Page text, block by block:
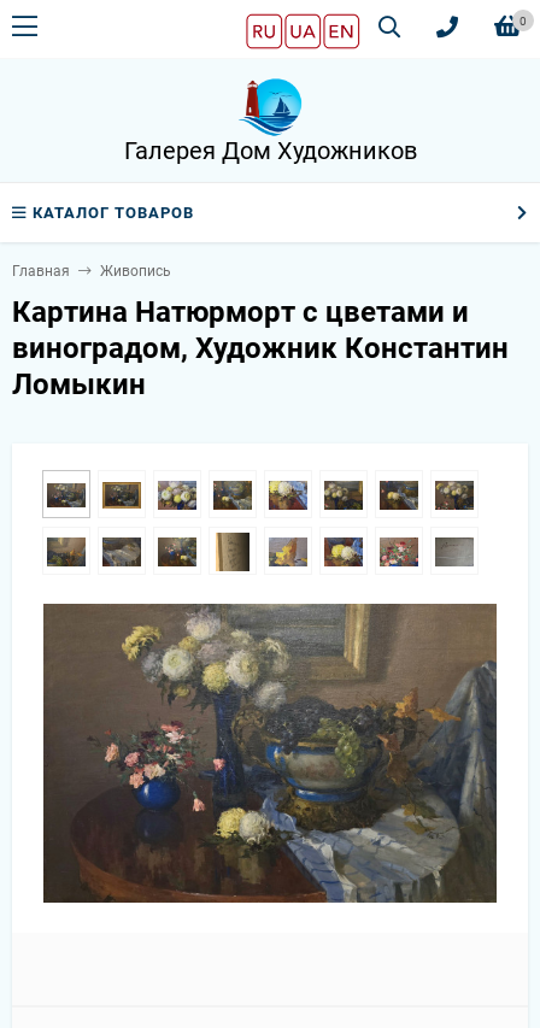
0
Галерея Дом Художников
КАТАЛОГ ТОВАРОВ
Главная Живопись
Картина Натюрморт с цветами и
виноградом, Художник Константин
Ломыкин